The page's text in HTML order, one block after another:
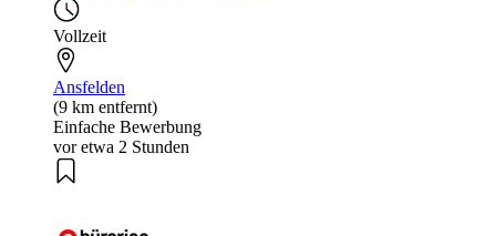
Vollzeit
Ansfelden
(9 km entfernt)
Einfache Bewerbung
vor etwa 2 Stunden